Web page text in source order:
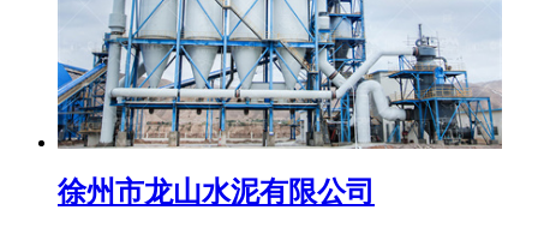
徐州市龙山水泥有限公司